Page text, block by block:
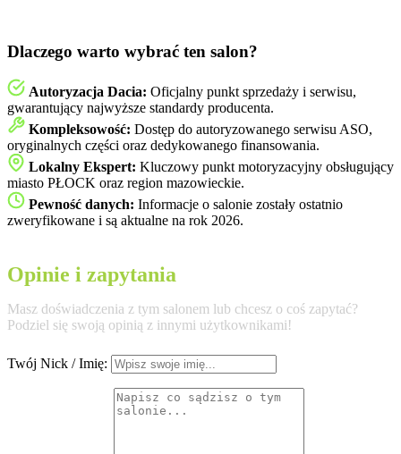
Dlaczego warto wybrać ten salon?
Autoryzacja Dacia: Oficjalny punkt sprzedaży i serwisu,
gwarantujący najwyższe standardy producenta.
Kompleksowość: Dostęp do autoryzowanego serwisu ASO,
oryginalnych części oraz dedykowanego finansowania.
Lokalny Ekspert: Kluczowy punkt motoryzacyjny obsługujący
miasto PŁOCK oraz region mazowieckie.
Pewność danych: Informacje o salonie zostały ostatnio
zweryfikowane i są aktualne na rok 2026.
Opinie i zapytania
Masz doświadczenia z tym salonem lub chcesz o coś zapytać?
Podziel się swoją opinią z innymi użytkownikami!
Twój Nick / Imię: